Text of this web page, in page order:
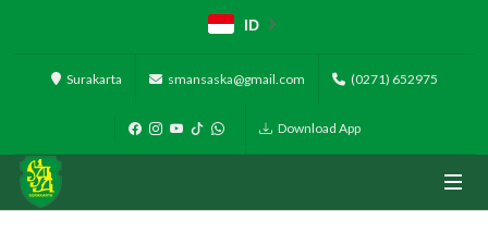
ID
Surakarta smansaska@gmail.com (0271) 652975
Download App